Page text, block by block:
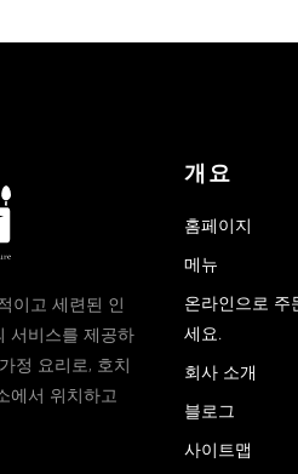
이고 세련된 인
서비스를 제공하
정 요리로, 호치
에서 위치하고
개요
홈페이지
메뉴
온라인으로 주
세요.
회사 소개
블로그
사이트맵